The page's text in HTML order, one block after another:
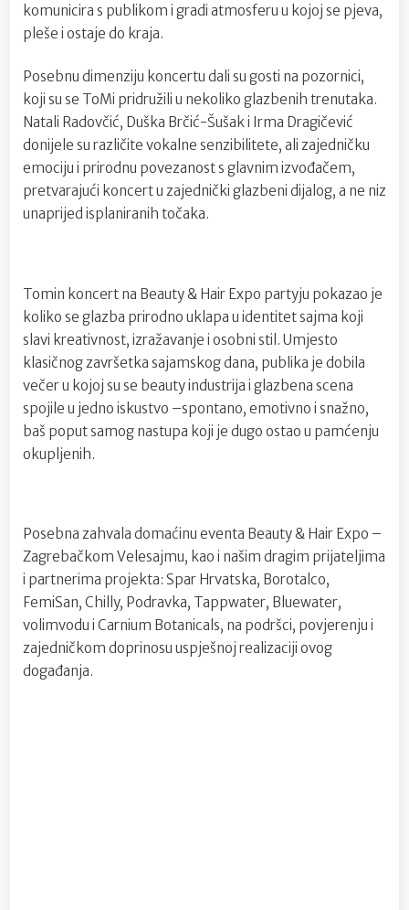
komunicira s publikom i gradi atmosferu u kojoj se pjeva,
pleše i ostaje do kraja.
Posebnu dimenziju koncertu dali su gosti na pozornici,
koji su se ToMi pridružili u nekoliko glazbenih trenutaka.
Natali Radovčić, Duška Brčić-Šušak i Irma Dragičević
donijele su različite vokalne senzibilitete, ali zajedničku
emociju i prirodnu povezanost s glavnim izvođačem,
pretvarajući koncert u zajednički glazbeni dijalog, a ne niz
unaprijed isplaniranih točaka.
Tomin koncert na Beauty & Hair Expo partyju pokazao je
koliko se glazba prirodno uklapa u identitet sajma koji
slavi kreativnost, izražavanje i osobni stil. Umjesto
klasičnog završetka sajamskog dana, publika je dobila
večer u kojoj su se beauty industrija i glazbena scena
spojile u jedno iskustvo –spontano, emotivno i snažno,
baš poput samog nastupa koji je dugo ostao u pamćenju
okupljenih.
Posebna zahvala domaćinu eventa Beauty & Hair Expo –
Zagrebačkom Velesajmu, kao i našim dragim prijateljima
i partnerima projekta: Spar Hrvatska, Borotalco,
FemiSan, Chilly, Podravka, Tappwater, Bluewater,
volimvodu i Carnium Botanicals, na podršci, povjerenju i
zajedničkom doprinosu uspješnoj realizaciji ovog
događanja.